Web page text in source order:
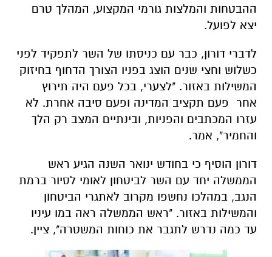
ההבטחות והמלצות גורמי המקצוע, המהלך טרם
יצא לפועל.
לדברי דורון, כבר עם כניסתו של השר לתפקיד לפני
כשלוש וחצי שנים הוצג בפניו הצורך הדחוף בחיזוק
המשילות באזור. "לצערי, בכל פעם היה תירוץ
אחר פעם תקציב המדינה ופעם סיבה אחרת. לא
עזרו המכתבים והפניות, ובינתיים המצב רק הלך
והחמיר", אמר.
דורון הוסיף כי בחודש ינואר השנה הגיע ראש
הממשלה יחד עם השר לביטחון לאומי לסיור ברמת
הנגב, במהלכו נחשפו מקרוב לאתגרי הביטחון
והמשילות באזור. "ראש הממשלה ראה במו עיניו
עד כמה נדרש לתגבר את כוחות המשטרה", ציין.